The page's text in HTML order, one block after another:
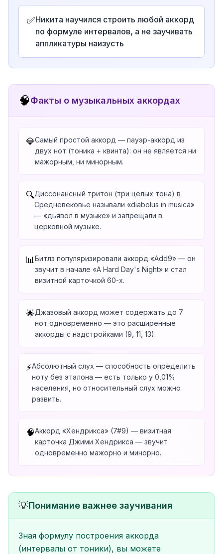
✅Никита научился строить любой аккорд
по формуле интервалов, а не заучивать
аппликатуры наизусть
🧠Факты о музыкальных аккордах
💎Самый простой аккорд — пауэр-аккорд из
двух нот (тоника + квинта): он не является ни
мажорным, ни минорным.
🔍Диссонансный тритон (три целых тона) в
Средневековье называли «diabolus in musica»
— «дьявол в музыке» и запрещали в
церковной музыке.
📊 Битлз популяризировали аккорд «Add9» — он
звучит в начале «A Hard Day's Night» и стал
визитной карточкой 60-х.
🌟Джазовый аккорд может содержать до 7
нот одновременно — это расширенные
аккорды с надстройками (9, 11, 13).
⚡Абсолютный слух — способность определить
ноту без эталона — есть только у 0,01%
населения, но относительный слух можно
развить.
🧠Аккорд «Хендрикса» (7#9) — визитная
карточка Джими Хендрикса — звучит
одновременно мажорно и минорно.
💡Понимание важнее заучивания
Зная формулу построения аккорда
(интервалы от тоники), вы можете